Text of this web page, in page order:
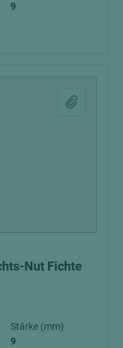
9
Nut Fichte
Stärke (mm)
9